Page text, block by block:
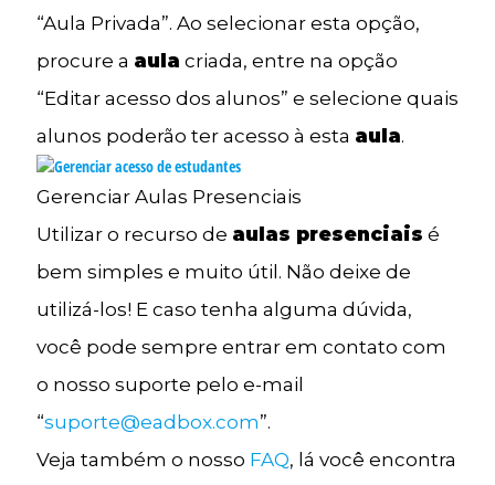
“Aula Privada”. Ao selecionar esta opção,
procure a aula criada, entre na opção
“Editar acesso dos alunos” e selecione quais
alunos poderão ter acesso à esta aula.
Gerenciar Aulas Presenciais
Utilizar o recurso de aulas presenciais é
bem simples e muito útil. Não deixe de
utilizá-los! E caso tenha alguma dúvida,
você pode sempre entrar em contato com
o nosso suporte pelo e-mail
“suporte@eadbox.com”.
Veja também o nosso FAQ, lá você encontra